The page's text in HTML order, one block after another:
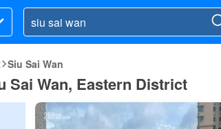
Siu Sai Wan
Sai Wan, Eastern District